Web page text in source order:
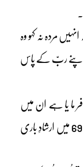
مردہ نہ کہو وہ
اپنے ربّ کے پاس
فر ما یا ہے ان میں
شہدا کا گروہ تیسرا ہے ۔ سورہ النساء آیت 69 میں ارشادِ باری